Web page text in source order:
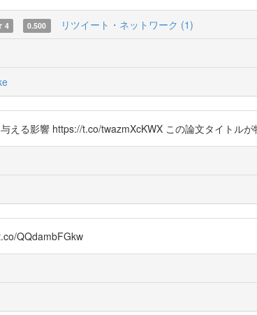
4 0.500 リツイート・ネットワーク (1)
る影響 https://t.co/twazmXcKWX この論文タイトルが
QQdambFGkw